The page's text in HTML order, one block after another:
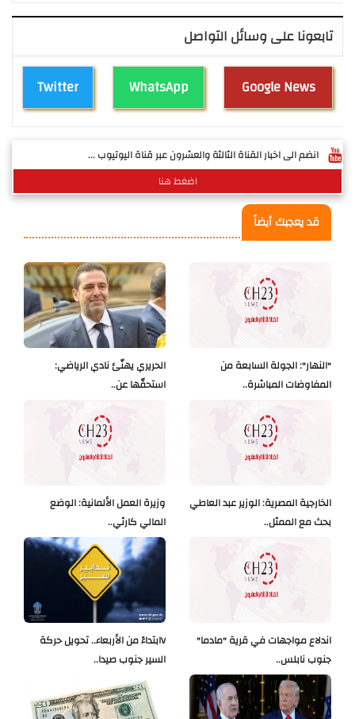
تابعونا على وسائل التواصل
Twitter WhatsApp Google News
انضم الى اخبار القناة الثالثة والعشرون عبر قناة اليوتيوب ...
اضغط هنا
قد يعجبك أيضاً
الحريري يهنّئ نادي الرياضي:
استحقّها عن..
"النهار": الجولة السابعة من
المفاوضات المباشرة..
وزيرة العمل الألمانية: الوضع
المالي كارثي..
الخارجية المصرية: الوزير عبد العاطي
بحث مع الممثل..
Vابتداءً من الأربعاء.. تحويل حركة
السير جنوب صيدا..
اندلاع مواجهات في قرية "مادما"
جنوب نابلس..